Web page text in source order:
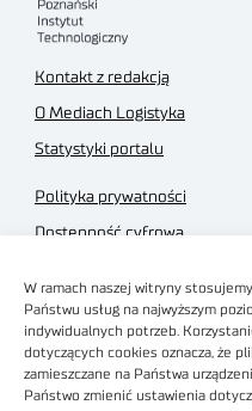
W ramach naszej witryny
Państwu usług na najwyższym
indywidualnych potrzeb.
dotyczących cookies oznacza, że
zamieszczane na Państwa
Państwo zmienić ustawienia
Kontakt z redakcją
O Mediach Logistyka
Statystyki portalu
Polityka prywatności
Dostępność cyfrowa
Regulamin sklepu